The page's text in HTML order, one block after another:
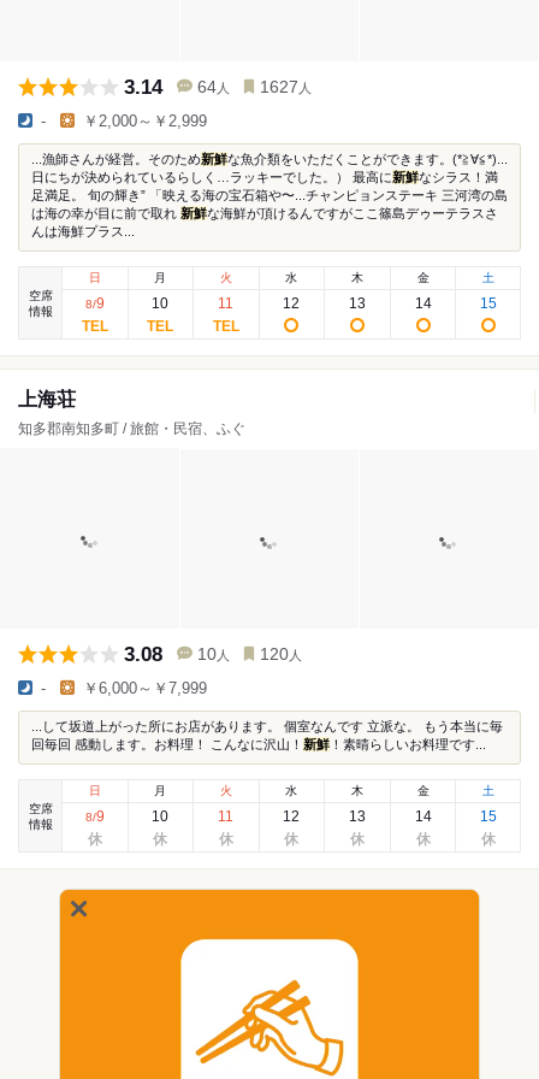
3.14 64 人 1627 人
- ￥2,000～￥2,999
...漁師さんが経営。そのため新鮮な魚介類をいただくことができます。(*≧∀≦*)...
日にちが決められているらしく…ラッキーでした。） 最高に新鮮なシラス！満
足満足。 旬の輝き” 「映える海の宝石箱や〜...チャンピョンステーキ 三河湾の島
は海の幸が目に前で取れ 新鮮な海鮮が頂けるんですがここ篠島デゥーテラスさ
んは海鮮プラス...
空席
情報
日
8/9
月
10
火
11
水
12
木
13
金
14
土
15
上海荘
知多郡南知多町 / 旅館・民宿、ふぐ
3.08 10 人 120 人
- ￥6,000～￥7,999
...して坂道上がった所にお店があります。 個室なんです 立派な。 もう本当に毎
回毎回 感動します。お料理！ こんなに沢山！ 新鮮 ！素晴らしいお料理です...
空席
情報
日
8/9
月
10
火
11
水
12
木
13
金
14
土
15